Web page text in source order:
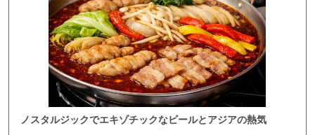
ノスタルジックでエキゾチックなビールとアジアの熱気